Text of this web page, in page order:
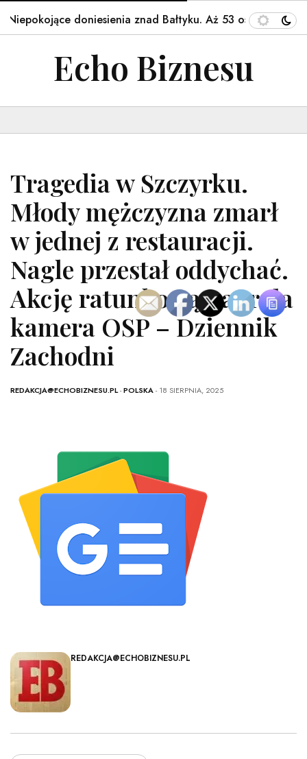
doniesienia znad Bałtyku. Aż 53 osoby z…
Echo Biznesu
Tragedia w Szczyrku.
Młody mężczyzna zmarł
w jednej z restauracji.
Nagle przestał oddychać.
Akcję ratunkową nagrała
kamera OSP – Dziennik
Zachodni
REDAKCJA@ECHOBIZNESU.PL-POLSKA- 18 SIERPNIA, 2025
REDAKCJA@ECHOBIZNESU.PL